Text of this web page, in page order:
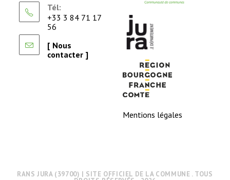
Tél:
+33 3 84 71 17
56
[ Nous
contacter ]
Mentions légales
RANS JURA (39700) | SITE OFFICIEL DE LA COMMUNE . TOUS